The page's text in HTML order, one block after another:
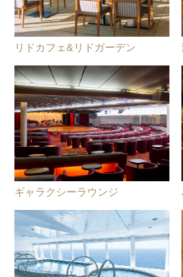
リドカフェ&リドガーデン
ギャラクシーラウンジ